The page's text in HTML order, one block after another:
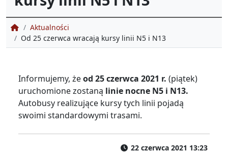
Portal Obsługi Pasażera
Aktualności
Od 25 czerwca wracają kursy linii N5 i N13
Informujemy, żeod 25 czerwca 2021 r. (piątek)
uruchomione zostaną linie nocne N5 i N13.
Autobusy realizujące kursy tych linii pojadą
swoimi standardowymi trasami.
22 czerwca 2021 13:23